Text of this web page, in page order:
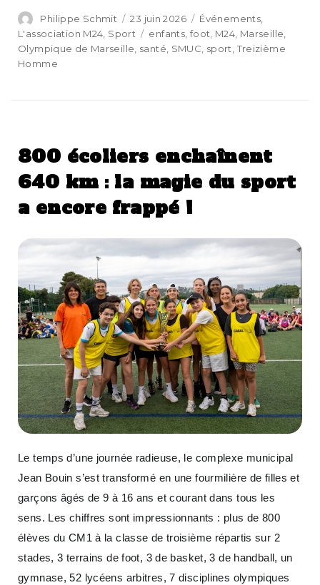
Philippe Schmit 23 juin 2026 Événements,
L'association M24, Sport enfants, foot, M24, Marseille,
Olympique de Marseille, santé, SMUC, sport, Treizième
Homme
800 écoliers enchaînent
640 km : la magie du sport
a encore frappé !
Le temps d’une journée radieuse, le complexe municipal
Jean Bouin s’est transformé en une fourmilière de filles et
garçons âgés de 9 à 16 ans et courant dans tous les
sens. Les chiffres sont impressionnants : plus de 800
élèves du CM1 à la classe de troisième répartis sur 2
stades, 3 terrains de foot, 3 de basket, 3 de handball, un
gymnase, 52 lycéens arbitres, 7 disciplines olympiques